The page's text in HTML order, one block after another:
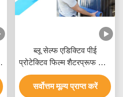
ब्लू सेल्फ एडिक्टिव पीई
प्रोटेक्टिव फिल्म शैटरप्रूफ विंडो
फिल्म
सर्वोत्तम मूल्य प्राप्त करें